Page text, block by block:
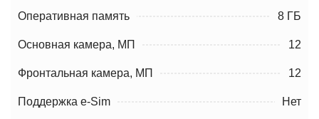
Оперативная память 8 ГБ
Основная камера, МП 12
Фронтальная камера, МП 12
Поддержка e-Sim Нет